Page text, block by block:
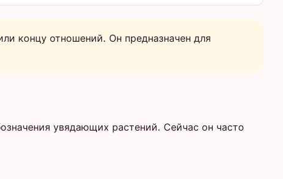
концу отношений. Он предназначен для
увядающих растений. Сейчас он часто